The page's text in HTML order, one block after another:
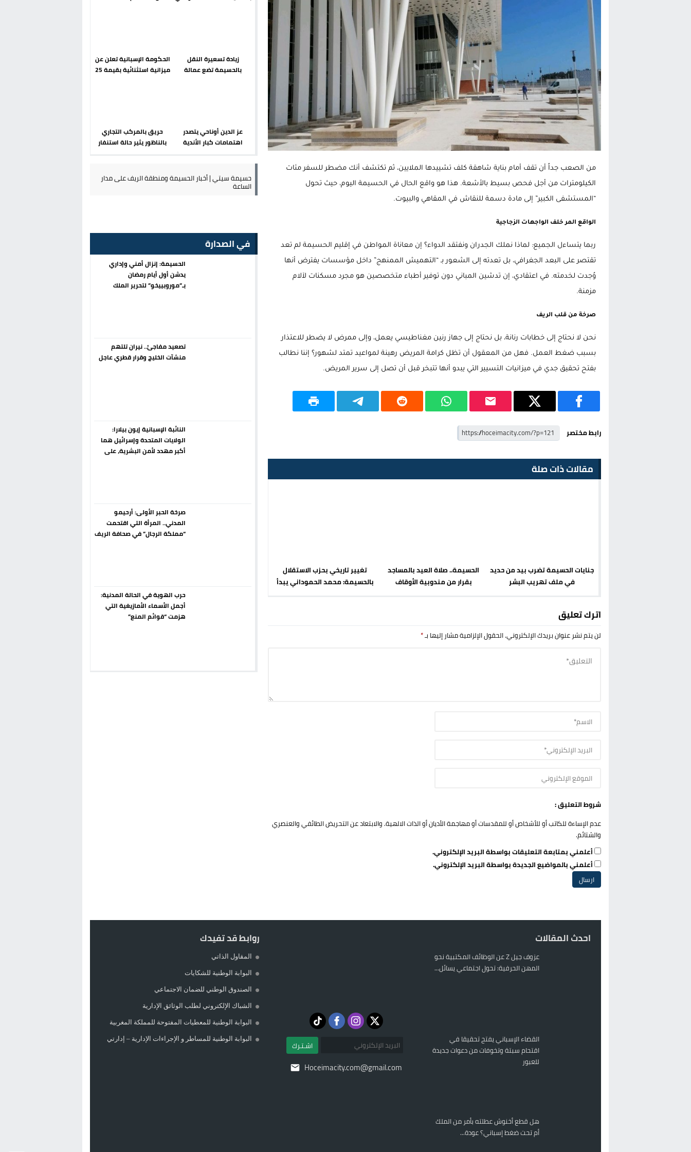
الحكومة الإسبانية تعلن عن ميزانية استثنائية بقيمة 25 مليون يورو لرعاية القاصرين في سبتة
قطاع نقل البضائع بالمغرب يلوح بإضراب وطني جراء ارتفاع أسعار الوقود
حريق بالمركب التجاري بالناظور يثير حالة استنفار أمني والوقاية المدنية تتدخل
زيادة تسعيرة النقل بالحسيمة تضع عمالة الإقليم تحت مجهر مطالب الشارع
من الصعب جداً أن تقف أمام بناية شاهقة كلف تشييدها الملايين، ثم تكتشف أنك مضطر للسفر مئات
الكيلومترات من أجل فحص بسيط بالأشعة. هذا هو واقع الحال في الحسيمة اليوم، حيث تحول
“المستشفى الكبير” إلى مادة دسمة للنقاش في المقاهي والبيوت.
الواقع المر خلف الواجهات الزجاجية
ربما يتساءل الجميع: لماذا نملك الجدران ونفتقد الدواء؟ إن معاناة المواطن في إقليم الحسيمة لم تعد
تقتصر على البعد الجغرافي، بل تعدته إلى الشعور بـ “التهميش الممنهج” داخل مؤسسات يفترض أنها
وُجدت لخدمته. في اعتقادي، إن تدشين المباني دون توفير أطباء متخصصين هو مجرد مسكنات لآلام
مزمنة.
صرخة من قلب الريف
نحن لا نحتاج إلى خطابات رنانة، بل نحتاج إلى جهاز رنين مغناطيسي يعمل، وإلى ممرض لا يضطر للاعتذار
بسبب ضغط العمل. فهل من المعقول أن تظل كرامة المريض رهينة لمواعيد تمتد لشهور؟ إننا نطالب
بفتح تحقيق جدي في ميزانيات التسيير التي يبدو أنها تتبخر قبل أن تصل إلى سرير المريض.
رابط مختصر
مقالات ذات صلة
جنايات الحسيمة تضرب بيد من حديد
في ملف تهريب البشر
الحسيمة.. صلاة العيد بالمساجد
بقرار من مندوبية الأوقاف
تغيير تاريخي بحزب الاستقلال
بالحسيمة: محمد الحموداني يبدأ
اترك تعليق
لن يتم نشر عنوان بريدك الإلكتروني.الحقول الإلزامية مشار إليها بـ*
شروط التعليق :
عدم الإساءة للكاتب أو للأشخاص أو للمقدسات أو مهاجمة الأديان أو الذات الالهية. والابتعاد عن التحريض الطائفي والعنصري
والشتائم.
أعلمني بمتابعة التعليقات بواسطة البريد الإلكتروني.
أعلمني بالمواضيع الجديدة بواسطة البريد الإلكتروني.
زيادة تسعيرة النقل
بالحسيمة تضع عمالة
الحكومة الإسبانية تعلن عن
ميزانية استثنائية بقيمة 25
عز الدين أوناحي يتصدر
اهتمامات كبار الأندية
حريق بالمركب التجاري
بالناظور يثير حالة استنفار
حسيمة سيتي | أخبار الحسيمة ومنطقة الريف على مدار
الساعة
في الصدارة
الحسيمة: إنزال أمني وإداري
يدشن أول أيام رمضان
بـ”موروبييخو” لتحرير الملك
تصعيد مفاجئ.. نيران تلتهم
منشآت الخليج وقرار قطري عاجل
النائبة الإسبانية إيون بيلارا:
الولايات المتحدة وإسرائيل هما
أكبر مهدد لأمن البشرية، على
صرخة الحبر الأولى: أرحيمو
المدني.. المرأة التي اقتحمت
“مملكة الرجال” في صحافة الريف
حرب الهوية في الحالة المدنية:
أجمل الأسماء الأمازيغية التي
هزمت “قوائم المنع”
احدث المقالات
عزوف جيل Z عن الوظائف المكتبية نحو
المهن الحرفية: تحول اجتماعي يسائل...
القضاء الإسباني يفتح تحقيقا في
اقتحام سبتة وتخوفات من دعوات جديدة
للعبور
هل قطع أخنوش عطلته بأمر من الملك
أم تحت ضغط إسباني؟ عودة...
اشـتـرك
Hoceimacity.com@gmail.com
روابط قد تفيدك
المقاول الذاتي
البوابة الوطنية للشكايات
الصندوق الوطني للضمان الاجتماعي
الشباك الإلكتروني لطلب الوثائق الإدارية
البوابة الوطنية للمعطيات المفتوحة للمملكة المغربية
البوابة الوطنية للمساطر و الإجراءات الإدارية – إدارتي